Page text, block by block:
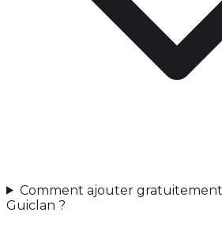
Comment ajouter
Guiclan ?